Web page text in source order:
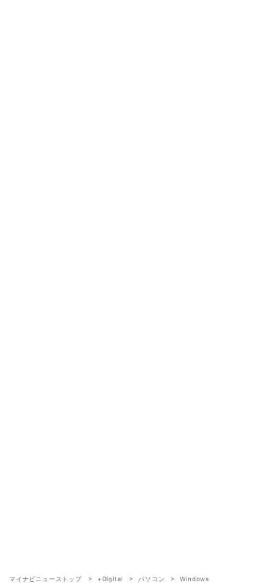
マイナビニューストップ +Digital パソコン Windows